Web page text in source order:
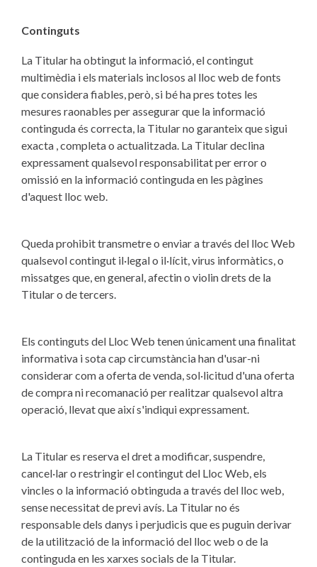
Continguts
La Titular ha obtingut la informació, el contingut
multimèdia i els materials inclosos al lloc web de fonts
que considera fiables, però, si bé ha pres totes les
mesures raonables per assegurar que la informació
continguda és correcta, la Titular no garanteix que sigui
exacta , completa o actualitzada. La Titular declina
expressament qualsevol responsabilitat per error o
omissió en la informació continguda en les pàgines
d'aquest lloc web.
Queda prohibit transmetre o enviar a través del lloc Web
qualsevol contingut il·legal o il·lícit, virus informàtics, o
missatges que, en general, afectin o violin drets de la
Titular o de tercers.
Els continguts del Lloc Web tenen únicament una finalitat
informativa i sota cap circumstància han d'usar-ni
considerar com a oferta de venda, sol·licitud d'una oferta
de compra ni recomanació per realitzar qualsevol altra
operació, llevat que així s'indiqui expressament.
La Titular es reserva el dret a modificar, suspendre,
cancel·lar o restringir el contingut del Lloc Web, els
vincles o la informació obtinguda a través del lloc web,
sense necessitat de previ avís. La Titular no és
responsable dels danys i perjudicis que es puguin derivar
de la utilització de la informació del lloc web o de la
continguda en les xarxes socials de la Titular.